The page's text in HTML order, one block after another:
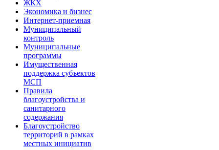
ЖКХ
Экономика и бизнес
Интернет-приемная
Муниципальный
контроль
Муниципальные
программы
Имущественная
поддержка субъектов
МСП
Правила
благоустройства и
санитарного
содержания
Благоустройство
территорий в рамках
местных инициатив